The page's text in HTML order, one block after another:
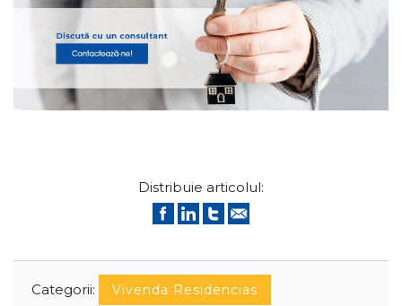
Distribuie articolul:
Categorii: Vivenda Residencias